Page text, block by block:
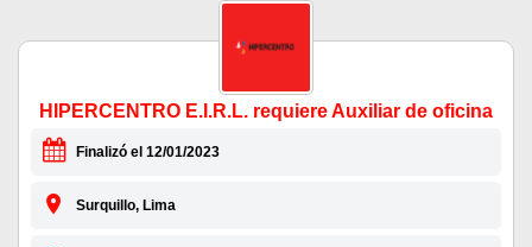
HIPERCENTRO E.I.R.L. requiere Auxiliar de oficina
Finalizó el 12/01/2023
Surquillo, Lima